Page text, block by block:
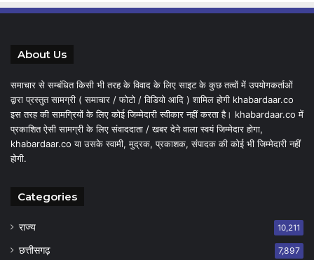
About Us
समाचार से सम्बंधित किसी भी तरह के विवाद के लिए साइट के कुछ तत्वों में उपयोगकर्ताओं
द्वारा प्रस्तुत सामग्री ( समाचार / फोटो / विडियो आदि ) शामिल होगी khabardaar.co
इस तरह की सामग्रियों के लिए कोई जिम्मेदारी स्वीकार नहीं करता है। khabardaar.co में
प्रकाशित ऐसी सामग्री के लिए संवाददाता / खबर देने वाला स्वयं जिम्मेदार होगा,
khabardaar.co या उसके स्वामी, मुद्रक, प्रकाशक, संपादक की कोई भी जिम्मेदारी नहीं
होगी.
Categories
राज्य 10,211
छत्तीसगढ़ 7,897